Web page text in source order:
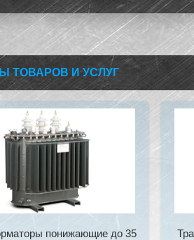
ТОВАРОВ И УСЛУГ
понижающие до 35